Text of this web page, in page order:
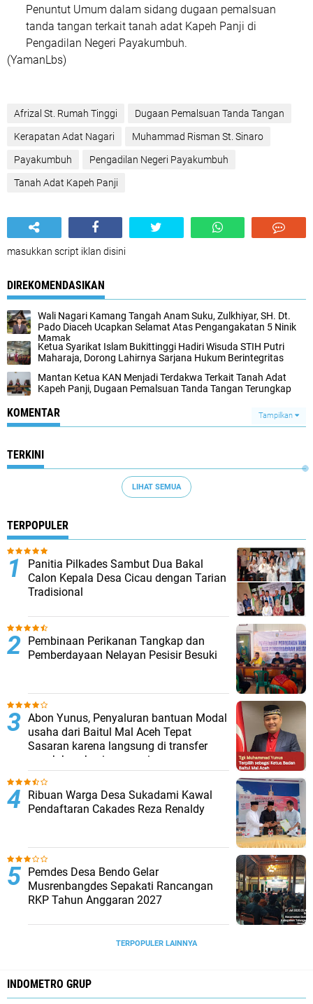
Penuntut Umum dalam sidang dugaan pemalsuan
tanda tangan terkait tanah adat Kapeh Panji di
Pengadilan Negeri Payakumbuh.
(YamanLbs)
Afrizal St. Rumah Tinggi Dugaan Pemalsuan Tanda Tangan
Kerapatan Adat Nagari Muhammad Risman St. Sinaro
Payakumbuh Pengadilan Negeri Payakumbuh
Tanah Adat Kapeh Panji
masukkan script iklan disini
DIREKOMENDASIKAN
Wali Nagari Kamang Tangah Anam Suku, Zulkhiyar, SH. Dt.
Pado Diaceh Ucapkan Selamat Atas Pengangakatan 5 Ninik
Mamak
Ketua Syarikat Islam Bukittinggi Hadiri Wisuda STIH Putri
Maharaja, Dorong Lahirnya Sarjana Hukum Berintegritas
Mantan Ketua KAN Menjadi Terdakwa Terkait Tanah Adat
Kapeh Panji, Dugaan Pemalsuan Tanda Tangan Terungkap
KOMENTAR Tampilkan
TERKINI
LIHAT SEMUA
TERPOPULER
Panitia Pilkades Sambut Dua Bakal
Calon Kepala Desa Cicau dengan Tarian
Tradisional
Pembinaan Perikanan Tangkap dan
Pemberdayaan Nelayan Pesisir Besuki
Abon Yunus, Penyaluran bantuan Modal
usaha dari Baitul Mal Aceh Tepat
Sasaran karena langsung di transfer
penuh ke rekening penerima
Ribuan Warga Desa Sukadami Kawal
Pendaftaran Cakades Reza Renaldy
Pemdes Desa Bendo Gelar
Musrenbangdes Sepakati Rancangan
RKP Tahun Anggaran 2027
TERPOPULER LAINNYA
INDOMETRO GRUP